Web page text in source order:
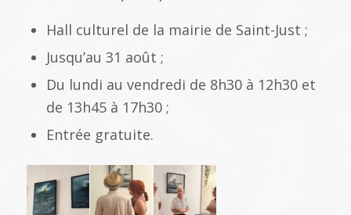
Hall culturel de la mairie de Saint-Just ;
Jusqu’au 31 août ;
Du lundi au vendredi de 8h30 à 12h30 et
de 13h45 à 17h30 ;
Entrée gratuite.